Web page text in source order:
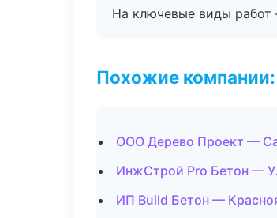
На ключевые виды работ
Похожие
ООО Дерево Проект —
ИнжСтрой Pro Бетон —
ИП Build Бетон —